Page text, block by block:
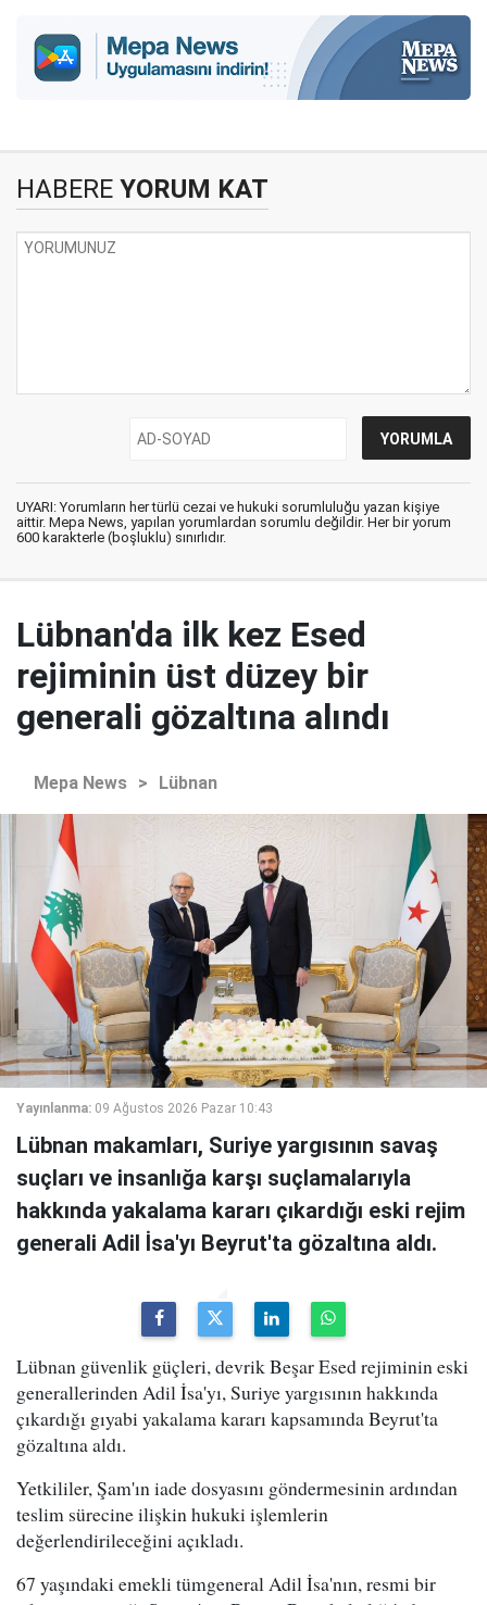
HABERE YORUM KAT
UYARI: Yorumların her türlü cezai ve hukuki sorumluluğu yazan kişiye
aittir. Mepa News, yapılan yorumlardan sorumlu değildir. Her bir yorum
600 karakterle (boşluklu) sınırlıdır.
Lübnan'da ilk kez Esed
rejiminin üst düzey bir
generali gözaltına alındı
Mepa News > Lübnan
Yayınlanma: 09 Ağustos 2026 Pazar 10:43
Lübnan makamları, Suriye yargısının savaş
suçları ve insanlığa karşı suçlamalarıyla
hakkında yakalama kararı çıkardığı eski rejim
generali Adil İsa'yı Beyrut'ta gözaltına aldı.
Lübnan güvenlik güçleri, devrik Beşar Esed rejiminin eski
generallerinden Adil İsa'yı, Suriye yargısının hakkında
çıkardığı gıyabi yakalama kararı kapsamında Beyrut'ta
gözaltına aldı.
Yetkililer, Şam'ın iade dosyasını göndermesinin ardından
teslim sürecine ilişkin hukuki işlemlerin
değerlendirileceğini açıkladı.
67 yaşındaki emekli tümgeneral Adil İsa'nın, resmi bir